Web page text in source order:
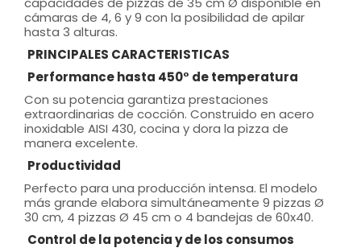
cámaras de 4, 6 y 9 con la posibilidad de apilar
hasta 3 alturas.
PRINCIPALES CARACTERISTICAS
Performance hasta 450° de temperatura
Con su potencia garantiza prestaciones
extraordinarias de cocción. Construido en acero
inoxidable AISI 430, cocina y dora la pizza de
manera excelente.
Productividad
Perfecto para una producción intensa. El modelo
más grande elabora simultáneamente 9 pizzas Ø
30 cm, 4 pizzas Ø 45 cm o 4 bandejas de 60x40.
Control de la potencia y de los consumos